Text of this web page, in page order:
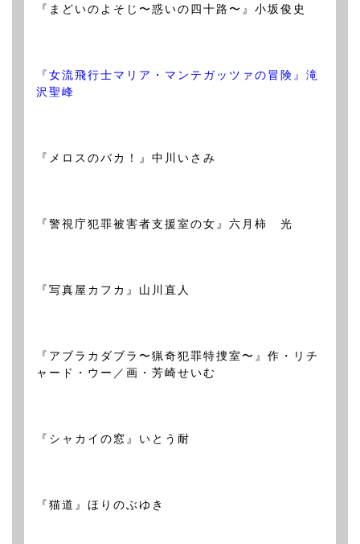
『まどいのよそじ〜惑いの四十路〜』小坂俊史
『女流飛行士マリア・マンテガッツァの冒険』滝
沢聖峰
『メロスのバカ！』中川いさみ
『警視庁犯罪被害者支援室の女』六月柿 光
『写真屋カフカ』山川直人
『アブラカダブラ〜猟奇犯罪特捜室〜』作・リチ
ャード・ウー／画・芳崎せいむ
『シャカイの窓』いとう耐
『猫道』ほりのぶゆき